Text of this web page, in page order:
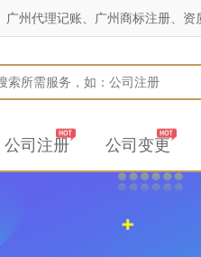
州代理记账、广州商标注册、资
公司注册 公司变更